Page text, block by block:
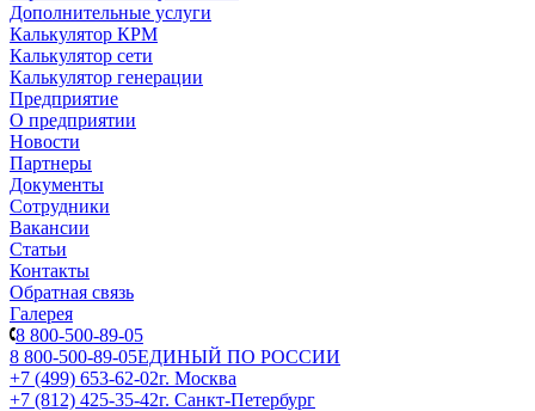
Дополнительные услуги
Калькулятор КРМ
Калькулятор сети
Калькулятор генерации
Предприятие
О предприятии
Новости
Партнеры
Документы
Сотрудники
Вакансии
Статьи
Контакты
Обратная связь
Галерея
8 800-500-89-05
8 800-500-89-05ЕДИНЫЙ ПО РОССИИ
+7 (499) 653-62-02г. Москва
+7 (812) 425-35-42г. Санкт-Петербург